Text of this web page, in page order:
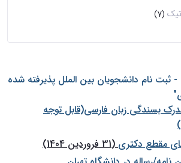
(7)
ثبت نام دانشجويان بين الملل پذيرفته شده
بسندگی زبان فارسی(قابل توجه
مقطع دکتری(31 فروردین 1404)